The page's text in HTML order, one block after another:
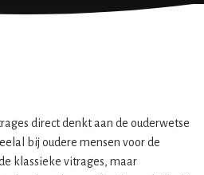
direct denkt aan de ouderwetse
bij oudere mensen voor de
klassieke vitrages, maar